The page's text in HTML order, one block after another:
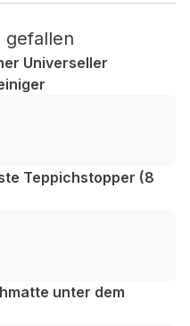
gefallen
Universeller
Teppichstopper (8
unter dem
sind solche, die
Kategorie zugeordnet
speichern